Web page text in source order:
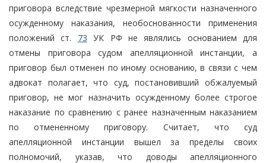
приговора вследствие чрезмерной мягкости назначенного
осужденному наказания, необоснованности применения
положений ст. 73 УК РФ не являлись основанием для
отмены приговора судом апелляционной инстанции, а
приговор был отменен по иному основанию, в связи с чем
адвокат полагает, что суд, постановивший обжалуемый
приговор, не мог назначить осужденному более строгое
наказание по сравнению с ранее назначенным наказанием
по отмененному приговору. Считает, что суд
апелляционной инстанции вышел за пределы своих
полномочий, указав, что доводы апелляционного